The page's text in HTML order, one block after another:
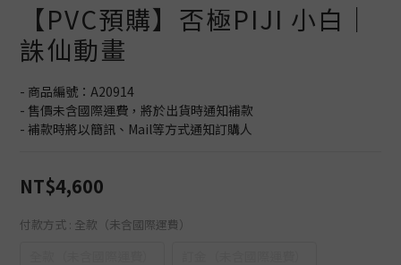
【PVC預購】否極PIJI 小白｜
誅仙動畫
- 商品編號：A20914
- 售價未含國際運費，將於出貨時通知補款
- 補款時將以簡訊、Mail等方式通知訂購人
NT$4,600
付款方式 : 全款（未含國際運費）